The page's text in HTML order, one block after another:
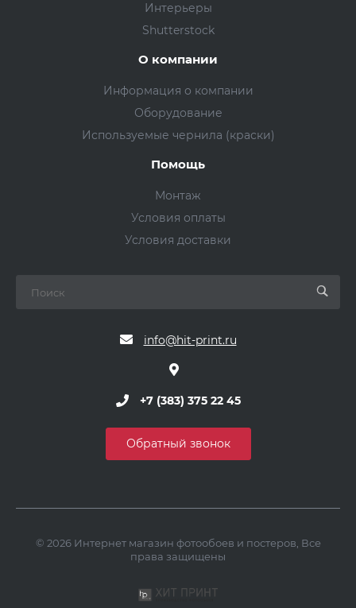
Интерьеры
Shutterstock
О компании
Информация о компании
Оборудование
Используемые чернила (краски)
Помощь
Монтаж
Условия оплаты
Условия доставки
info@hit-print.ru
+7 (383) 375 22 45
Обратный звонок
© 2026 Интернет магазин фотообоев и постеров, Все
права защищены